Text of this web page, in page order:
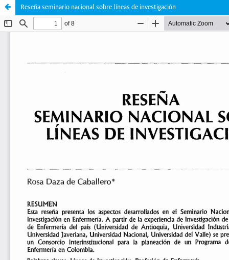
Reseña seminario nacional sobre líneas de investigación